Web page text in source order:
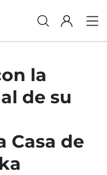
la
de su
Casa de